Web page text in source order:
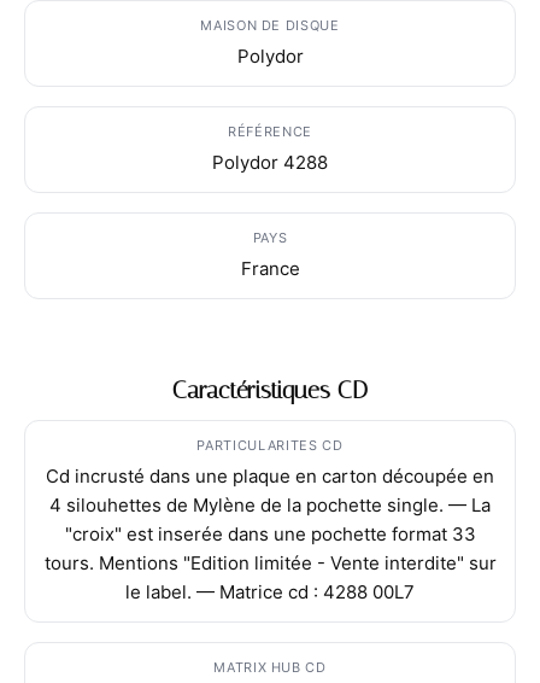
MAISON DE DISQUE
Polydor
RÉFÉRENCE
Polydor 4288
PAYS
France
Caractéristiques CD
PARTICULARITES CD
Cd incrusté dans une plaque en carton découpée en
4 silouhettes de Mylène de la pochette single. — La
"croix" est inserée dans une pochette format 33
tours. Mentions "Edition limitée - Vente interdite" sur
le label. — Matrice cd : 4288 00L7
MATRIX HUB CD